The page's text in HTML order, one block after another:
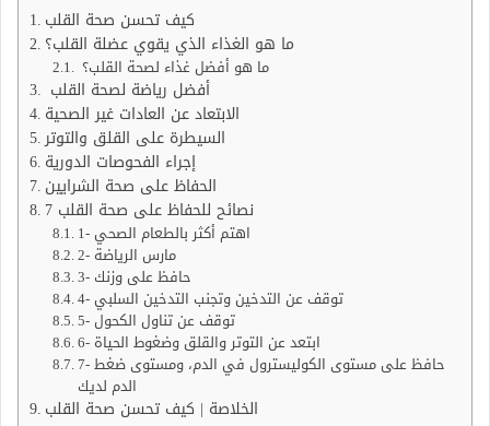
ما هو أفضل غذاء لصحة القلب؟
أفضل رياضة لصحة القلب
السيطرة على القلق والتوتر
إجراء الفحوصات الدورية
الحفاظ على صحة الشرايين
7 نصائح للحفاظ على صحة القلب
1- اهتم أكثر بالطعام الصحي
2- مارس الرياضة
4- توقف عن التدخين وتجنب التدخين السلبي
5- توقف عن تناول الكحول
6- ابتعد عن التوتر والقلق وضغوط الحياة
7- حافظ على مستوى الكوليسترول في الدم، ومستوى ضغط
الدم لديك
الخلاصة | كيف تحسن صحة القلب